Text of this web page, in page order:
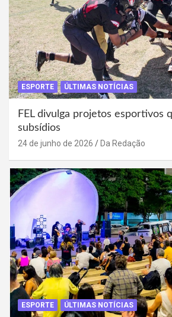
ESPORTE ÚLTIMAS NOTÍCIAS
FEL divulga projetos esportivos
subsídios
24 de junho de 2026 Da Redação
ESPORTE ÚLTIMAS NOTÍCIAS